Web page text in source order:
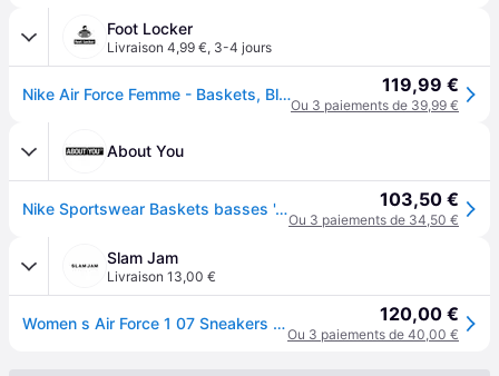
Foot Locker
Livraison 4,99 €, 3-4 jours
Nike Air Force Femme - Baskets, Blanc - Pointure 35.5 - Cuir, Textile - White 119,99 €
Ou 3 paiements de 39,99 €
About You
Nike Sportswear Baskets basses 'AIR FORCE 1 '07' blanc 103,50 €
Ou 3 paiements de 34,50 €
Slam Jam
Livraison 13,00 €
Women s Air Force 1 07 Sneakers White 120,00 €
Ou 3 paiements de 40,00 €